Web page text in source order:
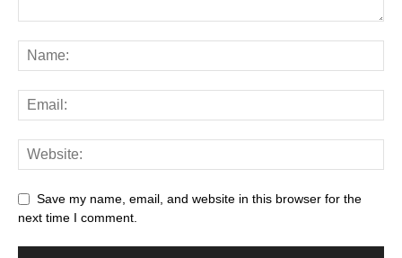
Save my name, email, and website in this browser for the
next time I comment.